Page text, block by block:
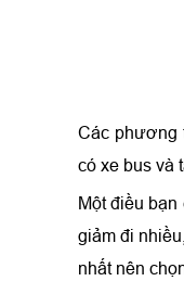
Các phương
có xe bus và
Một điều
giảm đi
nhất nên